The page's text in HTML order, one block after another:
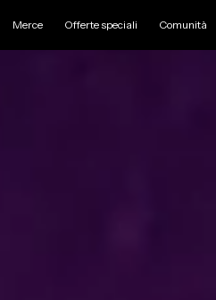
Merce Offerte speciali Comunità